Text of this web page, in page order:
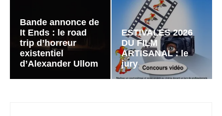
Bande annonce de
It Ends : le road
trip d’horreur
existentiel
d’Alexander Ullom
ESTIVALES 2026
DU FILM
ARTISANAL : le
jury